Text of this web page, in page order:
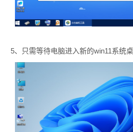
5、只需等待电脑进入新的win11系统